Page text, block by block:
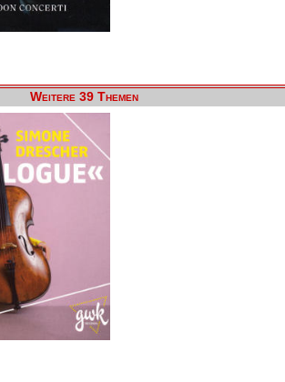
Weitere 39 Themen